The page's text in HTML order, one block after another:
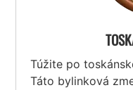
Túžite po
Táto bylinková